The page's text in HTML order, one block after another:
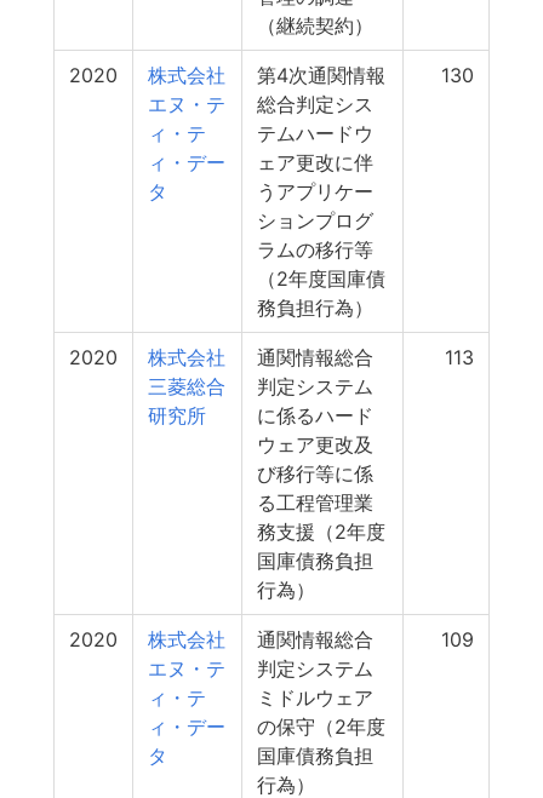
（継続契約）
2020
株式会社
エヌ・テ
ィ・テ
ィ・デー
タ
第4次通関情報
総合判定シス
テムハードウ
ェア更改に伴
うアプリケー
ションプログ
ラムの移行等
（2年度国庫債
務負担行為）
130
2020
株式会社
三菱総合
研究所
通関情報総合
判定システム
に係るハード
ウェア更改及
び移行等に係
る工程管理業
務支援（2年度
国庫債務負担
行為）
113
2020
株式会社
エヌ・テ
ィ・テ
ィ・デー
タ
通関情報総合
判定システム
ミドルウェア
の保守（2年度
国庫債務負担
行為）
109